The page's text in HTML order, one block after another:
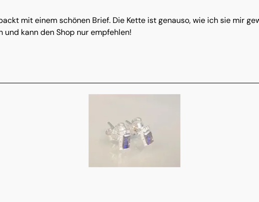
mit einem schönen Brief. Die Kette ist genauso, wie ich sie mir
kann den Shop nur empfehlen!